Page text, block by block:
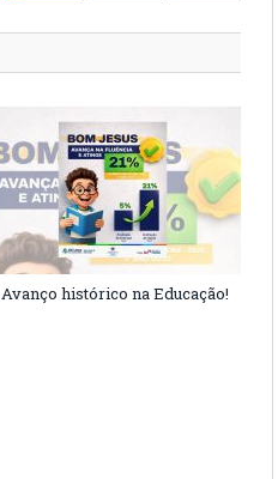
Avanço histórico na Educação!